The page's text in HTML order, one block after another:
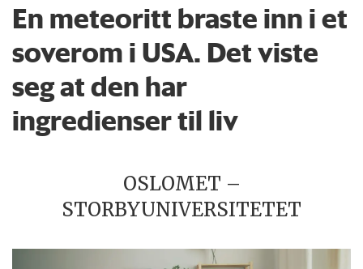
En meteoritt braste inn i et
soverom i USA. Det viste
seg at den har
ingredienser til liv
OSLOMET –
STORBYUNIVERSITETET